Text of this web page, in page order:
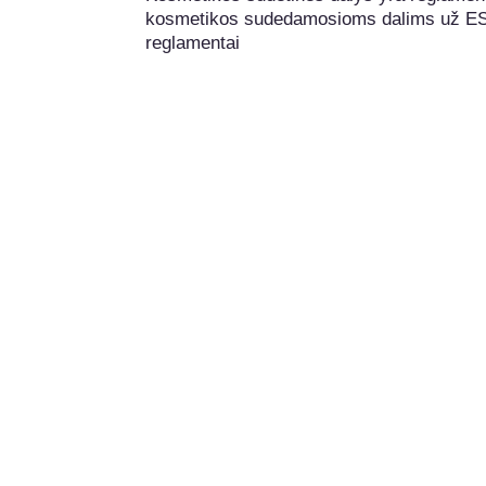
kosmetikos sudedamosioms dalims už
reglamentai